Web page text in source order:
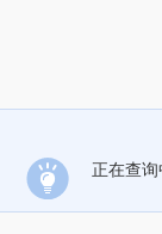
正在查